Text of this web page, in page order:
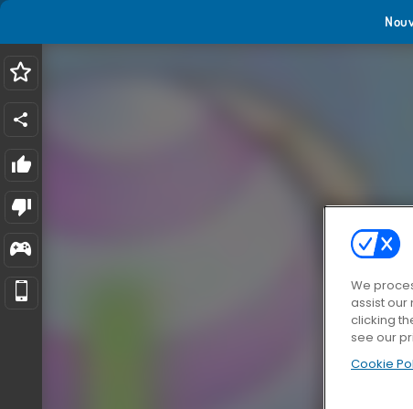
We
assist our
clicking
see our
Cookie